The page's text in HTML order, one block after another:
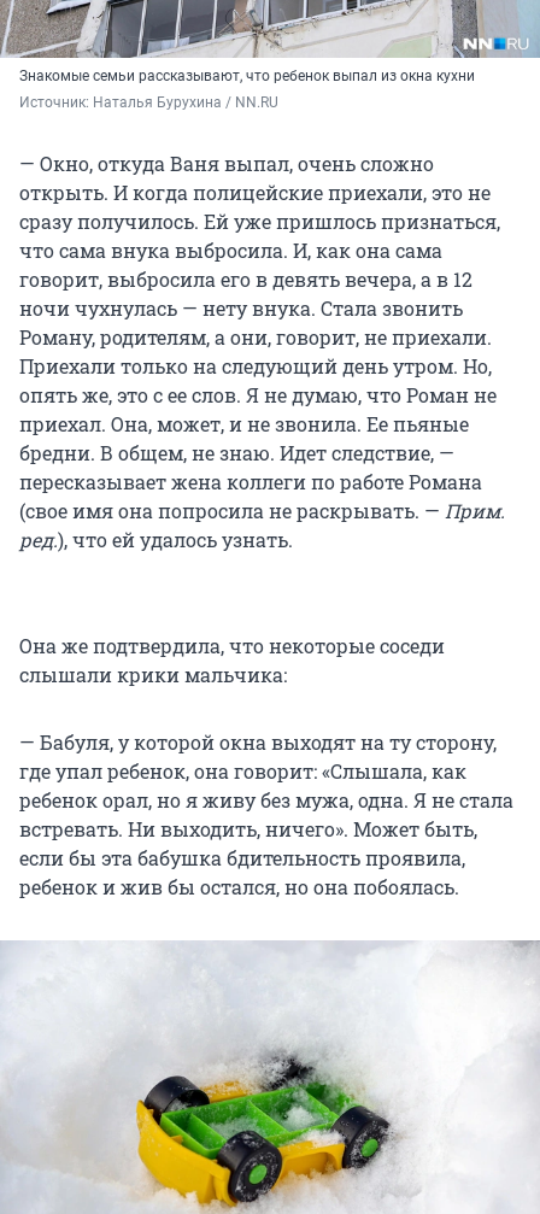
Знакомые семьи рассказывают, что ребенок выпал из окна кухни
Источник: Наталья Бурухина / NN.RU
— Окно, откуда Ваня выпал, очень сложно
открыть. И когда полицейские приехали, это не
сразу получилось. Ей уже пришлось признаться,
что сама внука выбросила. И, как она сама
говорит, выбросила его в девять вечера, а в 12
ночи чухнулась — нету внука. Стала звонить
Роману, родителям, а они, говорит, не приехали.
Приехали только на следующий день утром. Но,
опять же, это с ее слов. Я не думаю, что Роман не
приехал. Она, может, и не звонила. Ее пьяные
бредни. В общем, не знаю. Идет следствие, —
пересказывает жена коллеги по работе Романа
(свое имя она попросила не раскрывать. — Прим.
ред.), что ей удалось узнать.
Она же подтвердила, что некоторые соседи
слышали крики мальчика:
— Бабуля, у которой окна выходят на ту сторону,
где упал ребенок, она говорит: «Cлышала, как
ребенок орал, но я живу без мужа, одна. Я не стала
встревать. Ни выходить, ничего». Может быть,
если бы эта бабушка бдительность проявила,
ребенок и жив бы остался, но она побоялась.